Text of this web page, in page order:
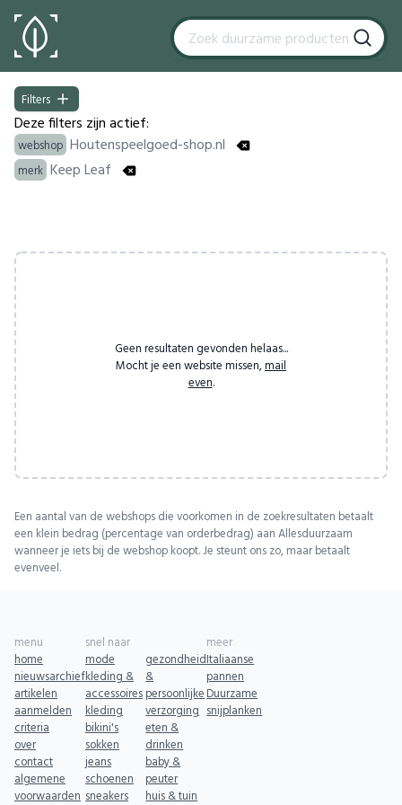
Filters
Filters
Deze filters zijn actief:
webshop Houtenspeelgoed-shop.nl
merk Keep Leaf
Geen resultaten gevonden helaas...
Mocht je een website missen, mail
even.
Een aantal van de webshops die voorkomen in de zoekresultaten betaalt
een klein bedrag (percentage van orderbedrag) aan Allesduurzaam
wanneer je iets bij de webshop koopt. Je steunt ons zo, maar betaalt
evenveel.
menu
home
nieuwsarchief
artikelen
aanmelden
criteria
over
contact
algemene
voorwaarden
snel naar
mode
kleding &
accessoires
kleding
bikini's
sokken
jeans
schoenen
sneakers
gezondheid
&
persoonlijke
verzorging
eten &
drinken
baby &
peuter
huis & tuin
meer
Italiaanse
pannen
Duurzame
snijplanken